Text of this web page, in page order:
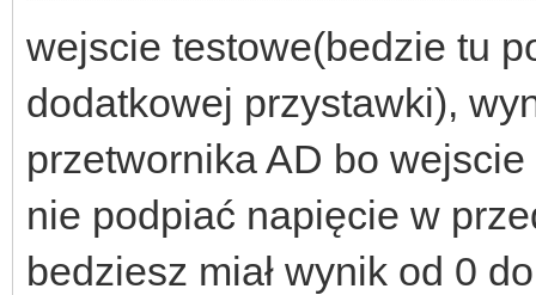
wejscie testowe(bedzie tu
dodatkowej przystawki),
przetwornika AD bo
nie podpiać napięcie w
bedziesz miał wynik od 0